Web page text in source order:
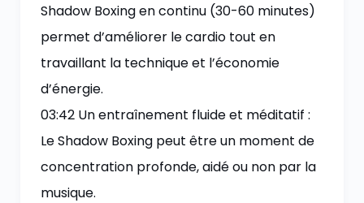
Shadow Boxing en continu (30-60 minutes)
permet d’améliorer le cardio tout en
travaillant la technique et l’économie
d’énergie.
03:42 Un entraînement fluide et méditatif :
Le Shadow Boxing peut être un moment de
concentration profonde, aidé ou non par la
musique.